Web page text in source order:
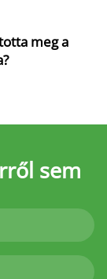
meg a
sem